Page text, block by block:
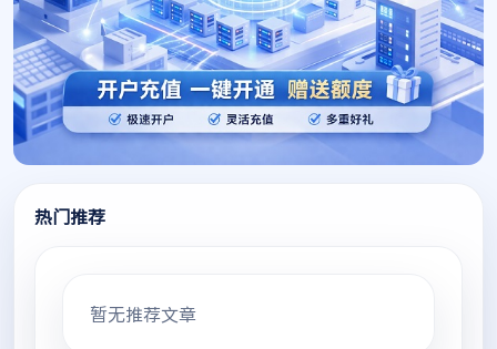
热门推荐
暂无推荐文章